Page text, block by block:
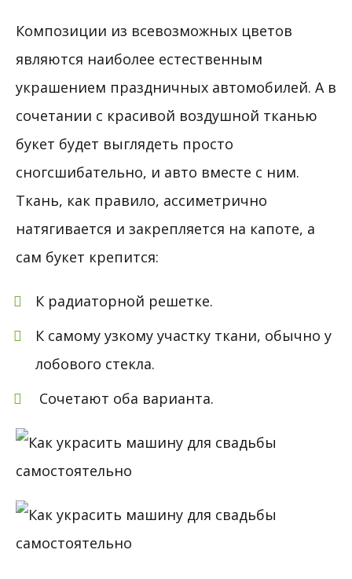
Композиции из всевозможных цветов
являются наиболее естественным
украшением праздничных автомобилей. А в
сочетании с красивой воздушной тканью
букет будет выглядеть просто
сногсшибательно, и авто вместе с ним.
Ткань, как правило, ассиметрично
натягивается и закрепляется на капоте, а
сам букет крепится:
К радиаторной решетке.
К самому узкому участку ткани, обычно у
лобового стекла.
Сочетают оба варианта.